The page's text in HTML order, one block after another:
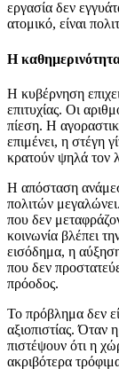
εργασία δεν
ατομικό, είναι
Η
Η κυβέρνηση
επιτυχίας. Οι
πίεση. Η
επιμένει, η στέγη
κρατούν ψηλά τον
Η απόσταση
πολιτών
που δεν
κοινωνία βλέπει
εισόδημα, η
που δεν
πρόοδος.
Το πρόβλημα δεν
αξιοπιστίας. Όταν
πιστέψουν ότι η
ακριβότερα